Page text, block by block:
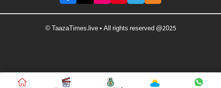
© TaazaTimes.live • All rights reserved @2025